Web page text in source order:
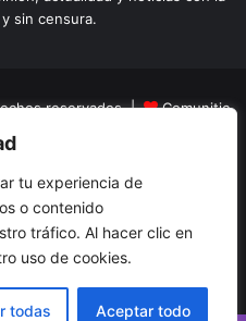
tu experiencia de
o contenido
tráfico. Al hacer clic en
uso de cookies.
todas Aceptar todo
sin censura.
reservados |
Comunitic
Opinion Turismo
Reportajes
YouTubeInstagram